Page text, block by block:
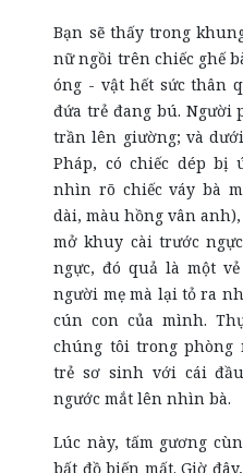
Bạn sẽ thấy trong
nữ ngồi trên chiếc ghế
óng - vật hết sức thân
đứa trẻ đang bú. Người
trần lên giường; và
Pháp, có chiếc dép bị
nhìn rõ chiếc váy bà
dài, màu hồng vân
mở khuy cài trước
ngực, đó quả là một
người mẹ mà lại tỏ ra
cún con của mình.
chúng tôi trong phòng
trẻ sơ sinh với cái
ngước mắt lên nhìn bà.
Lúc này, tấm gương
bất đồ biến mất. Giờ